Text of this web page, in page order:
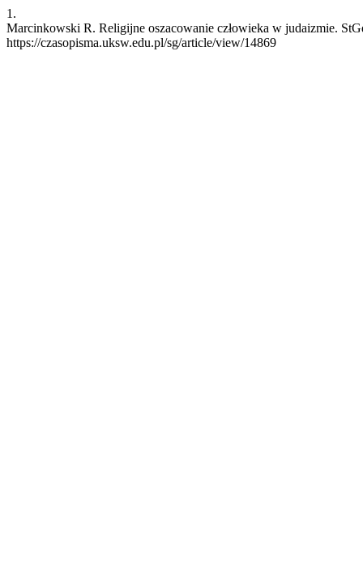
1.
Marcinkowski R. Religijne oszacowanie człowieka w judaizmie.
https://czasopisma.uksw.edu.pl/sg/article/view/14869